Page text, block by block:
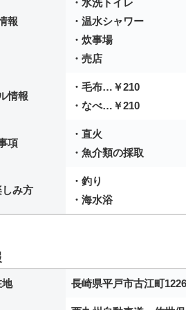
報
・水洗トイレ
・温水シャワー
・炊事場
・売店
情報
・毛布…￥210
・なべ…￥210
項
・直火
・魚介類の採取
み方
・釣り
・海水浴
地 長崎県平戸市古江町1226